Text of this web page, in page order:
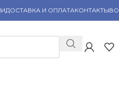
ДОСТАВКА И ОПЛАТАКОНТАКТЫ